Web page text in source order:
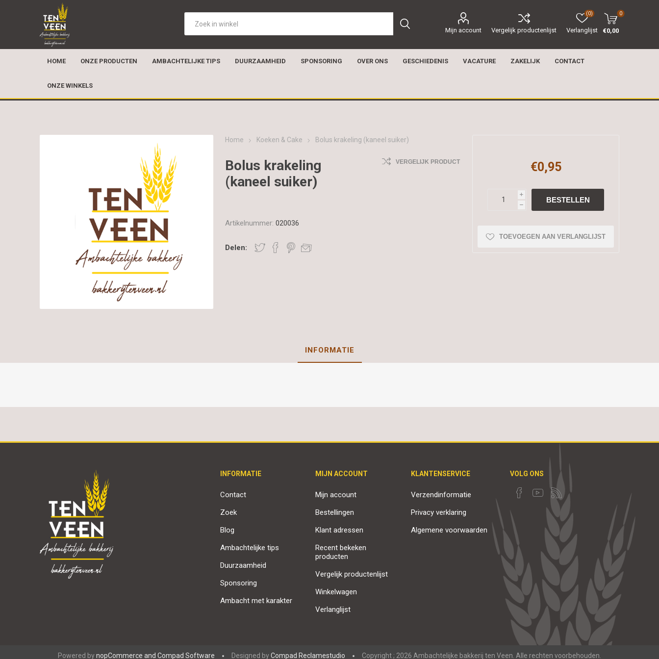
Mijn account Vergelijk productenlijst Verlanglijst
(0) 0
€0,00
HOME ONZE PRODUCTEN AMBACHTELIJKE TIPS DUURZAAMHEID SPONSORING OVER ONS GESCHIEDENIS VACATURE ZAKELIJK CONTACT
ONZE WINKELS
Home Koeken & Cake Bolus krakeling (kaneel suiker)
Bolus krakeling
(kaneel suiker)
VERGELIJK PRODUCT
Artikelnummer: 020036
Delen:
€0,95
i
h
TOEVOEGEN AAN VERLANGLIJST
INFORMATIE
INFORMATIE
Contact
Zoek
Blog
Ambachtelijke tips
Duurzaamheid
Sponsoring
Ambacht met karakter
MIJN ACCOUNT
Mijn account
Bestellingen
Klant adressen
Recent bekeken
producten
Vergelijk productenlijst
Winkelwagen
Verlanglijst
KLANTENSERVICE
Verzendinformatie
Privacy verklaring
Algemene voorwaarden
VOLG ONS
Powered bynopCommerce and Compad Software Designed byCompad Reclamestudio Copyright ; 2026 Ambachtelijke bakkerij ten Veen. Alle rechten voorbehouden.